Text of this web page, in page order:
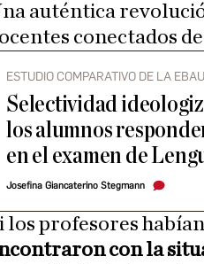
auténtica
conectados
ESTUDIO COMPARATIVO DE LA
Selectividad
los alumnos
en el examen de
Josefina Giancaterino Stegmann
los profesores
con la